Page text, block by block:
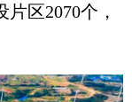
区2070个，